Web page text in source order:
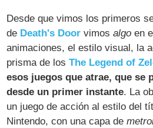
Desde que vimos los primeros
de Death's Door vimosalgo en
animaciones, el estilo visual, la
prisma de losThe Legend of
esos juegos que atrae, que se
desde un primer instante. La
un juego de acción al estilo del
Nintendo, con una capa de